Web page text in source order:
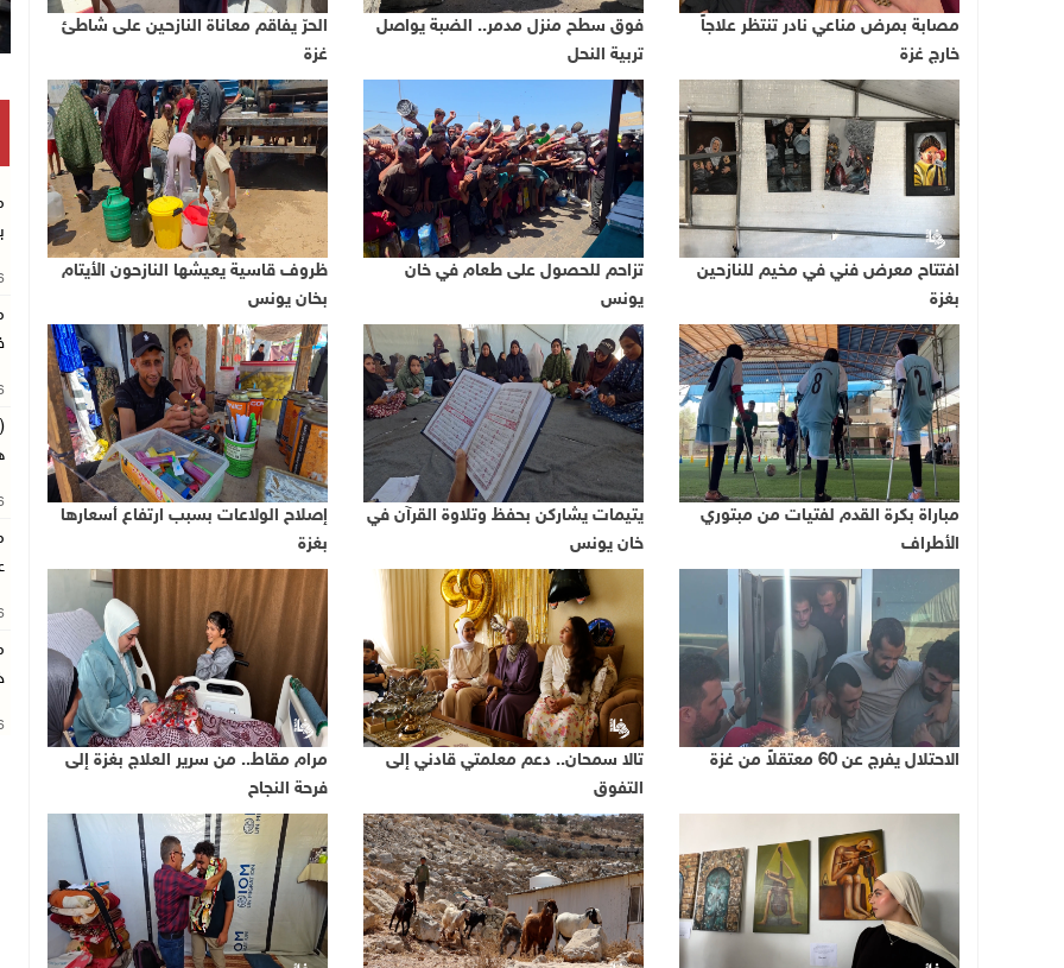
مصابة بمرض مناعي نادر تنتظر علاجاً
خارج غزة
فوق سطح منزل مدمر.. الضبة يواصل
تربية النحل
الحرّ يفاقم معاناة النازحين على شاطئ
غزة
افتتاح معرض فني في مخيم للنازحين
بغزة
تزاحم للحصول على طعام في خان
يونس
ظروف قاسية يعيشها النازحون الأيتام
بخان يونس
مباراة بكرة القدم لفتيات من مبتوري
الأطراف
يتيمات يشاركن بحفظ وتلاوة القرآن في
خان يونس
إصلاح الولاعات بسبب ارتفاع أسعارها
بغزة
الاحتلال يفرج عن 60 معتقلاً من غزة
تالا سمحان.. دعم معلمتي قادني إلى
التفوق
مرام مقاط.. من سرير العلاج بغزة إلى
فرحة النجاح
تكريم متفوقين بالثانوية العامة في خان